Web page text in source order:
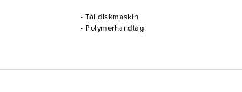
- Tål diskmaskin
- Polymerhandtag